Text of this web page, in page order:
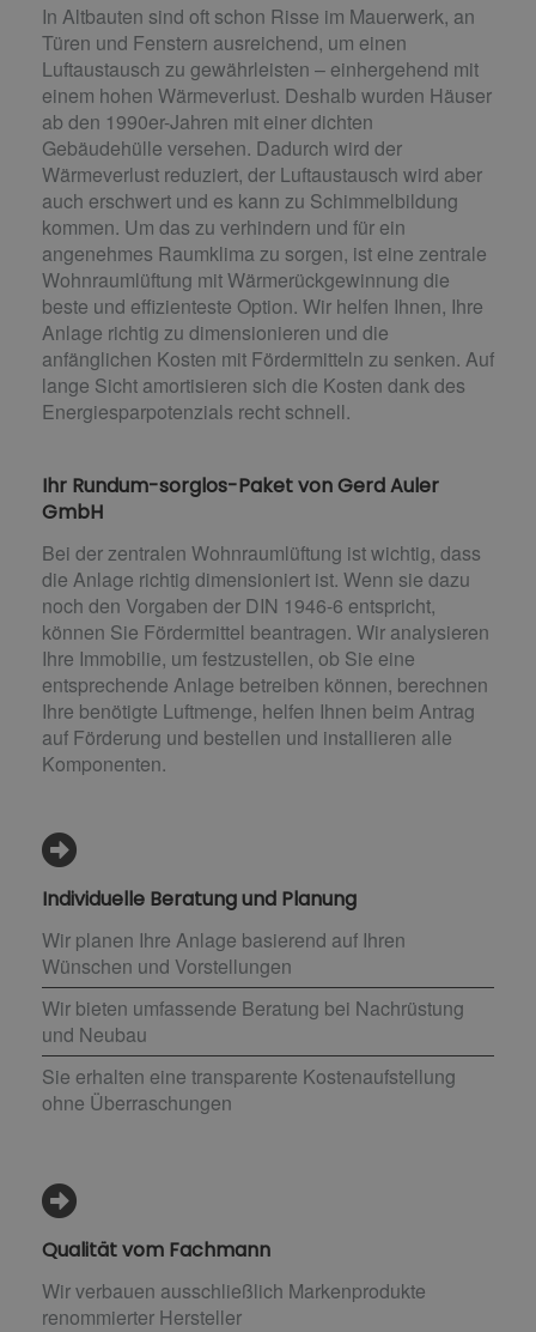
In Altbauten sind oft schon Risse im Mauerwerk, an
Türen und Fenstern ausreichend, um einen
Luftaustausch zu gewährleisten – einhergehend mit
einem hohen Wärmeverlust. Deshalb wurden Häuser
ab den 1990er-Jahren mit einer dichten
Gebäudehülle versehen. Dadurch wird der
Wärmeverlust reduziert, der Luftaustausch wird aber
auch erschwert und es kann zu Schimmelbildung
kommen. Um das zu verhindern und für ein
angenehmes Raumklima zu sorgen, ist eine zentrale
Wohnraumlüftung mit Wärmerückgewinnung die
beste und effizienteste Option. Wir helfen Ihnen, Ihre
Anlage richtig zu dimensionieren und die
anfänglichen Kosten mit Fördermitteln zu senken. Auf
lange Sicht amortisieren sich die Kosten dank des
Energiesparpotenzials recht schnell.
Ihr Rundum-sorglos-Paket von Gerd Auler
GmbH
Bei der zentralen Wohnraumlüftung ist wichtig, dass
die Anlage richtig dimensioniert ist. Wenn sie dazu
noch den Vorgaben der DIN 1946-6 entspricht,
können Sie Fördermittel beantragen. Wir analysieren
Ihre Immobilie, um festzustellen, ob Sie eine
entsprechende Anlage betreiben können, berechnen
Ihre benötigte Luftmenge, helfen Ihnen beim Antrag
auf Förderung und bestellen und installieren alle
Komponenten.
Individuelle Beratung und Planung
Wir planen Ihre Anlage basierend auf Ihren
Wünschen und Vorstellungen
Wir bieten umfassende Beratung bei Nachrüstung
und Neubau
Sie erhalten eine transparente Kostenaufstellung
ohne Überraschungen
Qualität vom Fachmann
Wir verbauen ausschließlich Markenprodukte
renommierter Hersteller